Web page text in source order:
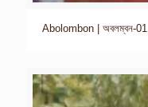
Abolombon | অবলম্বন-01